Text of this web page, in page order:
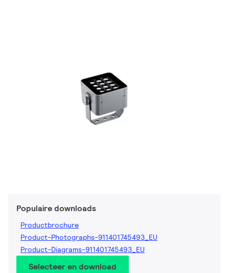
Populaire downloads
Productbrochure
Product-Photographs-911401745493_EU
Product-Diagrams-911401745493_EU
Selecteer en download